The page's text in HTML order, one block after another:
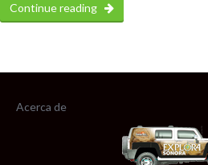
Continue reading
Acerca de